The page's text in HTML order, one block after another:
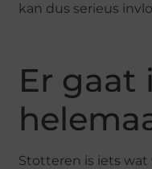
kan dus serieus
Er gaat
Stotteren is iets